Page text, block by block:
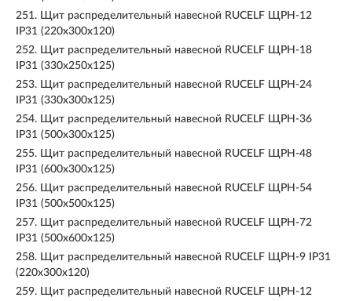
251. Щит распределительный навесной RUCELF ЩРН-12
IP31 (220х300х120)
252. Щит распределительный навесной RUCELF ЩРН-18
IP31 (330х250х125)
253. Щит распределительный навесной RUCELF ЩРН-24
IP31 (330х300х125)
254. Щит распределительный навесной RUCELF ЩРН-36
IP31 (500х300х125)
255. Щит распределительный навесной RUCELF ЩРН-48
IP31 (600х300х125)
256. Щит распределительный навесной RUCELF ЩРН-54
IP31 (500х500х125)
257. Щит распределительный навесной RUCELF ЩРН-72
IP31 (500х600х125)
258. Щит распределительный навесной RUCELF ЩРН-9 IP31
(220х300х120)
259. Щит распределительный навесной RUCELF ЩРН-12